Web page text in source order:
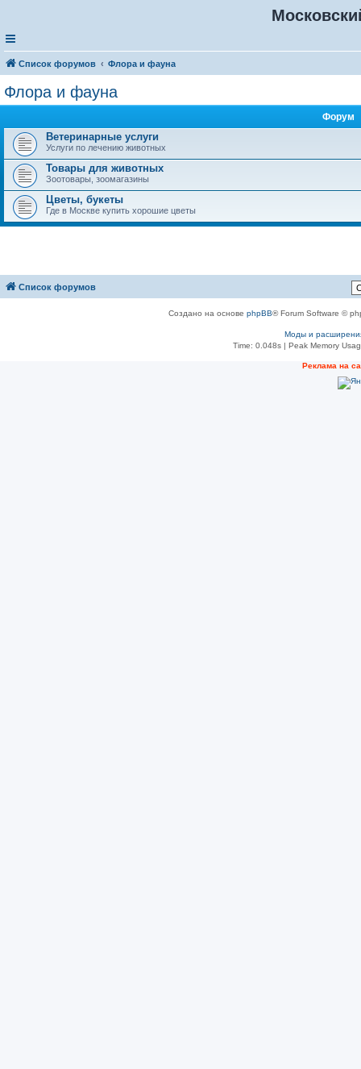
Список форумов Флора и фауна
Флора и фауна
Форум
Ветеринарные услуги
Услуги по лечению животных
Товары для животных
Зоотовары, зоомагазины
Цветы, букеты
Где в Москве купить хорошие цветы
Список форумов
Создано на основе phpBB® Forum Software ©
Моды и
Time: 0.048s | Peak Memory
Реклама на